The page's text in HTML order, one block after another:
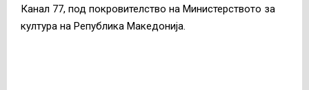
Канал 77, под покровителство на Министерството за
култура на Република Македонија.